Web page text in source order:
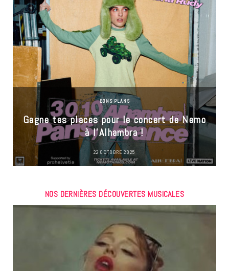
BONS PLANS
Gagne tes places pour le concert de Nemo
à l’Alhambra !
22 OCTOBRE 2025
NOS DERNIÈRES DÉCOUVERTES MUSICALES